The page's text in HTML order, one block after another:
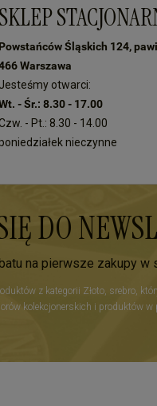
SKLEP
Powstańców Śląskich 124,
Warszawa
Jesteśmy otwarci:
- Śr.: 8.30 - 17.00
- Pt.: 8.30 - 14.00
nieczynne
DO
na pierwsze zakupy
z kategorii Złoto, srebro,
kolekcjonerskich i produktów